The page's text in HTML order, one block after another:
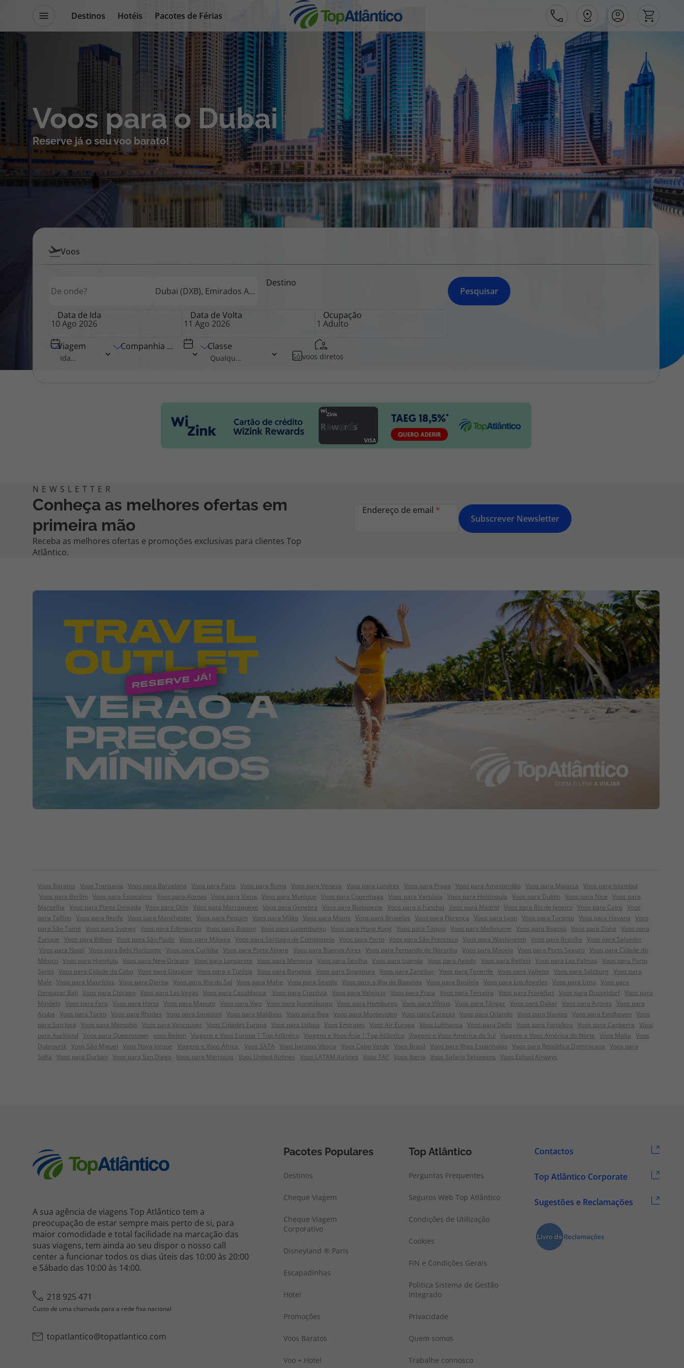
Destinos Hotéis
Pacotes de Férias
Promoções
Blog TopViagens
Destinos
Voos
Hotéis
Voos + Hotel
Pacotes de Férias
Disneyland ® Paris
Escapadinhas
Cruzeiros
Promoções
Especialistas
Blog TopViagens
Área de Cliente
Agências
Contactos
Apoio ao cliente em Portugal
218 925 471
Apoio ao cliente no Estrangeiro
facilidade na marcação das suas viagens, tem ainda ao seu
dispor o nosso call center a funcionar todos os dias úteis das
10:00 às 20:00 e Sábado das 10:00 às 14:00.
Voos para o Dubai
Reserve já o seu voo barato!
Pesquisar
por
Voos
Voos
Destino
Data de Ida Data de Volta Ocupação
Viagem Companhia Aérea Classe
Só voos diretos
Pesquisar
Conheça as melhores ofertas em
primeira mão
Receba as melhores ofertas e promoções exclusivas para clientes Top
Atlântico.
Endereço de email *
Subscrever Newsletter
Voos Baratos Voos Transavia Voos para Barcelona Voos para Paris Voos para Roma Voos para Veneza Voos para Londres Voos para Praga Voos para Amesterdão Voos para Maiorca Voos para Istambul
Voos para Berlim Voos para Estocolmo Voos para Atenas Voos para Viena Voos para Munique Voos para Copenhaga Voos para Varsóvia Voos para Helsínquia Voos para Dublin Voos para Nice Voos para
Marselha Voos para Ponta Delgada Voos para Oslo Voos para Marraquexe Voos para Genebra Voos para Budapeste Voos para o Funchal Voos para Madrid Voos para Rio de Janeiro Voos para Cairo Voos
para Tallinn Voos para Recife Voos para Manchester Voos para Pequim Voos para Milão Voos para Miami Voos para Bruxelas Voos para Florença Voos para Lyon Voos para Toronto Voos para Havana Voos
para São Tomé Voos para Sydney Voos para Edimburgo Voos para Boston Voos para Luxemburgo Voos para Hong Kong Voos para Tóquio Voos para Melbourne Voos para Bogotá Voos para Doha Voos para
Zurique Voos para Bilbao Voos para São Paulo Voos para Málaga Voos para Santiago de Compostela Voos para Porto Voos para São Francisco Voos para Washington Voos para Brasília Voos para Salvador
Voos para Natal Voos para Belo Horizonte Voos para Curitiba Voos para Porto Alegre Voos para Buenos Aires Voos para Fernando de Noronha Voos para Maceio Voos para Porto Seguro Voos para Cidade do
México Voos para Honolulu Voos para New Orleans Voos para Lanzarote Voos para Menorca Voos para Sevilha Voos para Luanda Voos para Agadir Voos para Belfast Voos para Las Palmas Voos para Porto
Santo Voos para Cidade do Cabo Voos para Glasgow Voos para a Tunísia Voos para Bangkok Voos para Singapura Voos para Zanzibar Voos para Tenerife Voos para Valletta Voos para Salzburg Voos para
Male Voos para Maurícias Voos para Djerba Voos para Ilha do Sal Voos para Mahe Voos para Seattle Voos para a Ilha da Boavista Voos para Basileia Voos para Los Angeles Voos para Lima Voos para
Denpasar Bali Voos para Chicago Voos para Las Vegas Voos para Casablanca Voos para Cracóvia Voos para Valencia Voos para Praia Voos para Terceira Voos para Frankfurt Voos para Dusseldorf Voos para
Mindelo Voos para Faro Voos para Horta Voos para Maputo Voos para Vigo Voos para Joanesburgo Voos para Hamburgo Voos para Vilnius Voos para Tânger Voos para Dakar Voos para Açores Voos para
Aruba Voos para Turim Voos para Rhodes Voos para Santorini Voos para Maldivas Voos para Riga Voos para Montevideo Voos para Caracas Voos para Orlando Voos para Nantes Voos para Eindhoven Voos
para San José Voos para Memphis Voos para Vancouver Voos Cidades Europa Voos para Lisboa Voos Emirates Voos Air Europa Voos Lufthansa Voos para Delhi Voos para Fortaleza Voos para Canberra Voos
para Auckland Voos para Queenstown voos Belem Viagens e Voos Europa | Top Atlântico Viagens e Voos Ásia | Top Atlântico Viagens e Voos América do Sul Viagens e Voos América do Norte Voos Malta Voos
Dubrovnik Voos São Miguel Voos Nova Iorque Viagens e Voos África Voos SATA Voos baratos Vitoria Voos Cabo Verde Voos Brasil Voos para Ilhas Espanholas Voos para República Dominicana Voos para
Sófia Voos para Durban Voos para San Diego Voos para Marrocos Voos United Airlines Voos LATAM Airlines Voos TAP Voos Iberia Voos Safaris Selvagens Voos Etihad Airways
A sua agência de viagens Top Atlântico tem a
preocupação de estar sempre mais perto de si, para
maior comodidade e total facilidade na marcação das
suas viagens, tem ainda ao seu dispor o nosso call
center a funcionar todos os dias úteis das 10:00 às 20:00
e Sábado das 10:00 às 14:00.
218 925 471
Custo de uma chamada para a rede fixa nacional
topatlantico@topatlantico.com
Pacotes Populares
Destinos
Cheque Viagem
Cheque Viagem
Corporativo
Disneyland ® Paris
Escapadinhas
Hotel
Promoções
Voos Baratos
Voo + Hotel
Top Atlântico
Perguntas Frequentes
Seguros Web Top Atlântico
Condições de Utilização
Cookies
FIN e Condições Gerais
Politica Sistema de Gestão
Integrado
Privacidade
Quem somos
Trabalhe connosco
Contactos
Top Atlântico Corporate
Sugestões e Reclamações